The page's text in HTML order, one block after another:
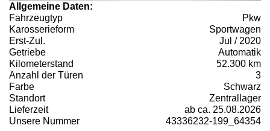
Allgemeine Daten:
Fahrzeugtyp
Pkw
Karosserieform
Sportwagen
Erst-Zul.
Jul / 2020
Getriebe
Automatik
Kilometerstand
52.300 km
Anzahl der Türen
3
Farbe
Schwarz
Standort
Zentrallager
Lieferzeit
ab ca. 25.08.2026
Unsere Nummer
43336232-199_64354